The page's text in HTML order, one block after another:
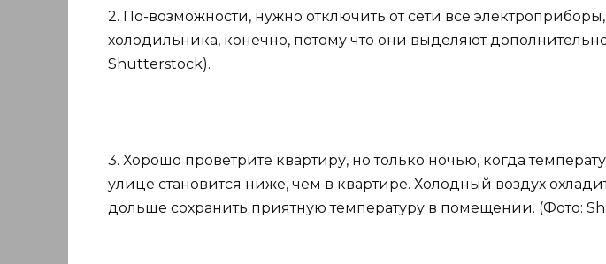
2. По-возможности, нужно отключить от сети все
холодильника, конечно, потому что они выделяют
Shutterstock).
3. Хорошо проветрите квартиру, но только ночью, когда
улице становится ниже, чем в квартире. Холодный воздух
дольше сохранить приятную температуру в помещении. (Фото: